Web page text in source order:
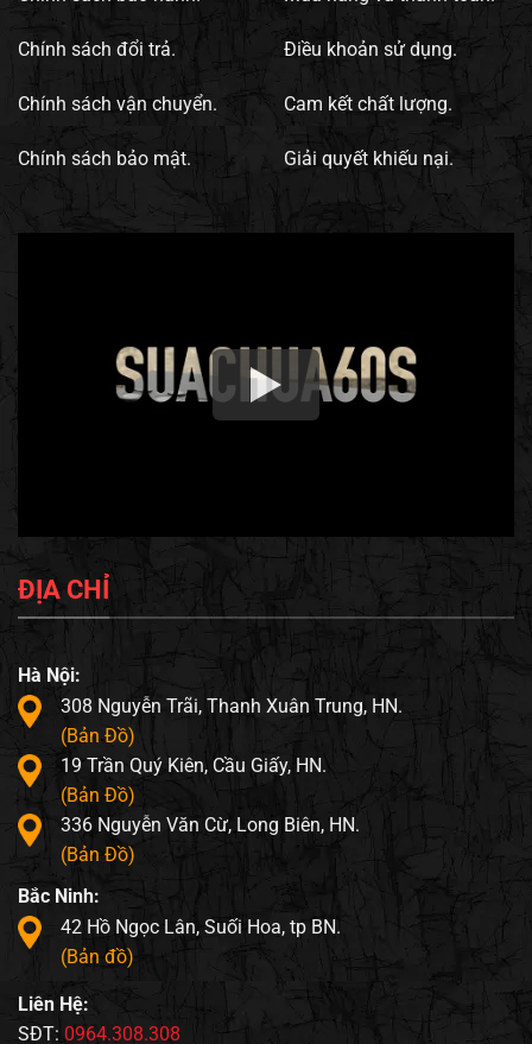
Chính sách đổi trả.
Chính sách vận chuyển.
Chính sách bảo mật.
Điều khoản sử dụng.
Cam kết chất lượng.
Giải quyết khiếu nại.
ĐỊA CHỈ
Hà Nội:
308 Nguyễn Trãi, Thanh Xuân Trung, HN.
(Bản Đồ)
19 Trần Quý Kiên, Cầu Giấy, HN.
(Bản Đồ)
336 Nguyễn Văn Cừ, Long Biên, HN.
(Bản Đồ)
Bắc Ninh:
42 Hồ Ngọc Lân, Suối Hoa, tp BN.
(Bản đồ)
Liên Hệ:
SĐT: 0964.308.308